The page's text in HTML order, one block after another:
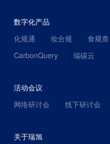
数字化产品
化规通
妆合规 食规查
CarbonQuery
瑞碳云
活动会议
网络研讨会
线下研讨会
关于瑞旭